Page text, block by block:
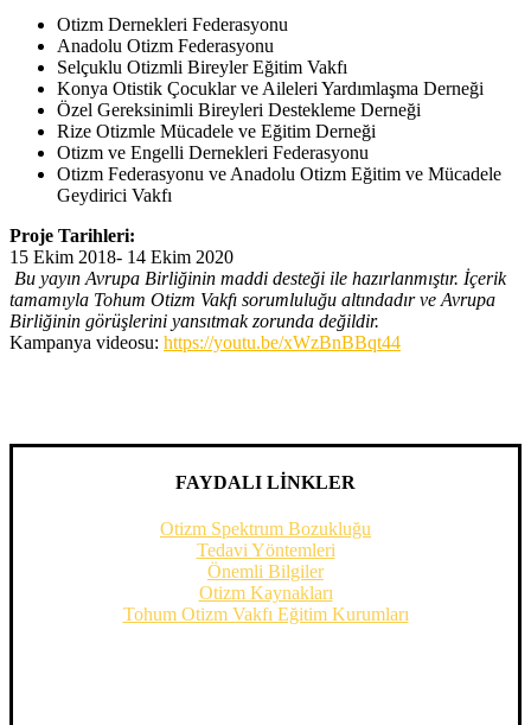
Otizm Dernekleri Federasyonu
Anadolu Otizm Federasyonu
Selçuklu Otizmli Bireyler Eğitim Vakfı
Konya Otistik Çocuklar ve Aileleri Yardımlaşma Derneği
Özel Gereksinimli Bireyleri Destekleme Derneği
Rize Otizmle Mücadele ve Eğitim Derneği
Otizm ve Engelli Dernekleri Federasyonu
Otizm Federasyonu ve Anadolu Otizm Eğitim ve Mücadele
Geydirici Vakfı
Proje Tarihleri:
15 Ekim 2018- 14 Ekim 2020
Bu yayın Avrupa Birliğinin maddi desteği ile hazırlanmıştır. İçerik
tamamıyla Tohum Otizm Vakfı sorumluluğu altındadır ve Avrupa
Birliğinin görüşlerini yansıtmak zorunda değildir.
Kampanya videosu: https://youtu.be/xWzBnBBqt44
FAYDALI LİNKLER
Otizm Spektrum Bozukluğu
Tedavi Yöntemleri
Önemli Bilgiler
Otizm Kaynakları
Tohum Otizm Vakfı Eğitim Kurumları